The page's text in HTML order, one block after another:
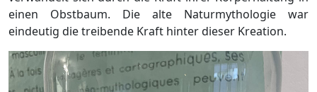
einen Obstbaum. Die alte Naturmythologie war
eindeutig die treibende Kraft hinter dieser Kreation.